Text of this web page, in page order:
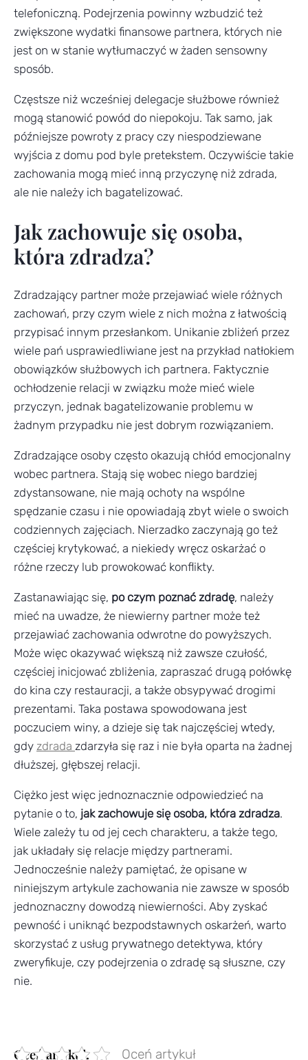
telefoniczną. Podejrzenia powinny wzbudzić też
zwiększone wydatki finansowe partnera, których nie
jest on w stanie wytłumaczyć w żaden sensowny
sposób.
Częstsze niż wcześniej delegacje służbowe również
mogą stanowić powód do niepokoju. Tak samo, jak
późniejsze powroty z pracy czy niespodziewane
wyjścia z domu pod byle pretekstem. Oczywiście takie
zachowania mogą mieć inną przyczynę niż zdrada,
ale nie należy ich bagatelizować.
Jak zachowuje się osoba,
która zdradza?
Zdradzający partner może przejawiać wiele różnych
zachowań, przy czym wiele z nich można z łatwością
przypisać innym przesłankom. Unikanie zbliżeń przez
wiele pań usprawiedliwiane jest na przykład natłokiem
obowiązków służbowych ich partnera. Faktycznie
ochłodzenie relacji w związku może mieć wiele
przyczyn, jednak bagatelizowanie problemu w
żadnym przypadku nie jest dobrym rozwiązaniem.
Zdradzające osoby często okazują chłód emocjonalny
wobec partnera. Stają się wobec niego bardziej
zdystansowane, nie mają ochoty na wspólne
spędzanie czasu i nie opowiadają zbyt wiele o swoich
codziennych zajęciach. Nierzadko zaczynają go też
częściej krytykować, a niekiedy wręcz oskarżać o
różne rzeczy lub prowokować konflikty.
Zastanawiając się, po czym poznać zdradę, należy
mieć na uwadze, że niewierny partner może też
przejawiać zachowania odwrotne do powyższych.
Może więc okazywać większą niż zawsze czułość,
częściej inicjować zbliżenia, zapraszać drugą połówkę
do kina czy restauracji, a także obsypywać drogimi
prezentami. Taka postawa spowodowana jest
poczuciem winy, a dzieje się tak najczęściej wtedy,
gdy zdrada zdarzyła się raz i nie była oparta na żadnej
dłuższej, głębszej relacji.
Ciężko jest więc jednoznacznie odpowiedzieć na
pytanie o to, jak zachowuje się osoba, która zdradza.
Wiele zależy tu od jej cech charakteru, a także tego,
jak układały się relacje między partnerami.
Jednocześnie należy pamiętać, że opisane w
niniejszym artykule zachowania nie zawsze w sposób
jednoznaczny dowodzą niewierności. Aby zyskać
pewność i uniknąć bezpodstawnych oskarżeń, warto
skorzystać z usług prywatnego detektywa, który
zweryfikuje, czy podejrzenia o zdradę są słuszne, czy
nie.
Oceń artykuł